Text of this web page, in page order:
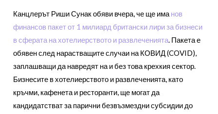
Канцлерът Риши Сунак обяви вчера, че ще има нов
финансов пакет от 1 милиард британски лири за бизнеси
в сферата на хотелиерството и развлеченията. Пакета е
обявен след нарастващите случаи на КОВИД (COVID),
заплашващи да навредят на и без това крехкия сектор.
Бизнесите в хотелиерството и развлеченията, като
кръчми, кафенета и ресторанти, ще могат да
кандидатстват за парични безвъзмездни субсидии до